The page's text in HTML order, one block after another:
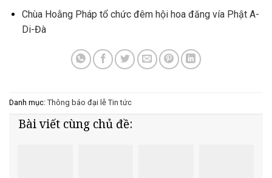
Chùa Hoằng Pháp tổ chức đêm hội hoa đăng vía Phật A-
Di-Đà
Danh mục: Thông báo đại lễ Tin tức
Bài viết cùng chủ đề: